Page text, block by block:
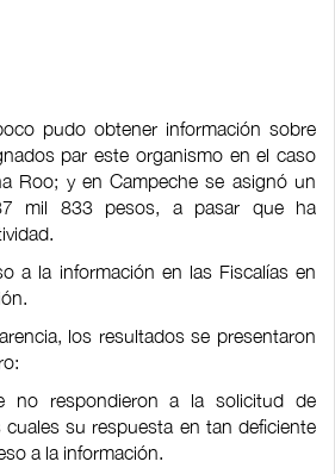
pudo obtener información sobre
par este organismo en el caso
Roo; y en Campeche se asignó un
mil 833 pesos, a pasar que ha
a la información en las Fiscalías en
los resultados se presentaron
no respondieron a la solicitud de
su respuesta en tan deficiente
a la información.